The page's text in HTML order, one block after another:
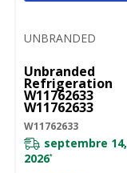
UNBRANDED
Unbranded
Refrigeration
W11762633
W11762633
W11762633
septembre 14,
2026*